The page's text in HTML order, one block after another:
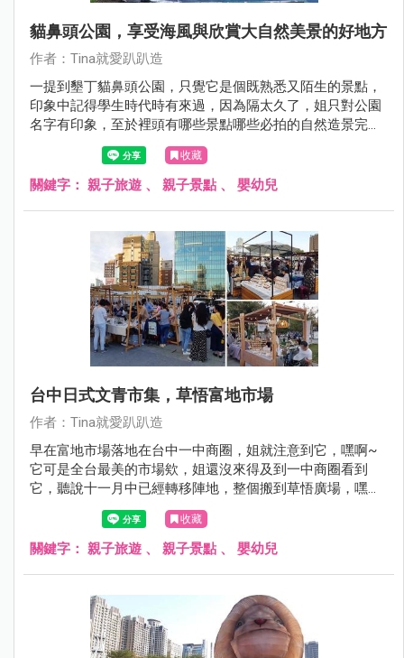
貓鼻頭公園，享受海風與欣賞大自然美景的好地方
作者：Tina就愛趴趴造
一提到墾丁貓鼻頭公園，只覺它是個既熟悉又陌生的景點，
印象中記得學生時代時有來過，因為隔太久了，姐只對公園
名字有印象，至於裡頭有哪些景點哪些必拍的自然造景完全
沒概念，也正因如此，這次再訪墾丁時，將貓鼻頭也納入了
收藏
關鍵字： 親子旅遊 、 親子景點 、 嬰幼兒
台中日式文青市集，草悟富地市場
作者：Tina就愛趴趴造
早在富地市場落地在台中一中商圈，姐就注意到它，嘿啊~
它可是全台最美的市場欸，姐還沒來得及到一中商圈看到
它，聽說十一月中已經轉移陣地，整個搬到草悟廣場，嘿嘿
嘿....利用來台中走跳的機會，姐也來報到惹。
收藏
關鍵字： 親子旅遊 、 親子景點 、 嬰幼兒